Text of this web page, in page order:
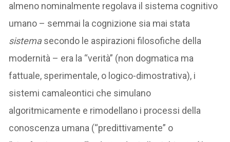
almeno nominalmente regolava il sistema cognitivo
umano – semmai la cognizione sia mai stata
sistemasecondo le aspirazioni filosofiche della
modernità – era la “verità” (non dogmatica ma
fattuale, sperimentale, o logico-dimostrativa), i
sistemi camaleontici che simulano
algoritmicamente e rimodellano i processi della
conoscenza umana (“predittivamente” o